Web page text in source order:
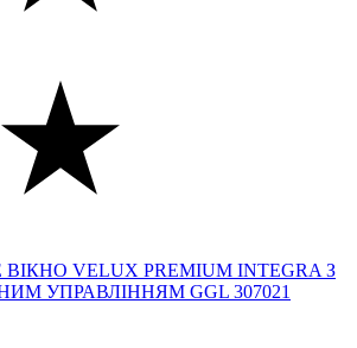
VELUX PREMIUM INTEGRA З
УПРАВЛІННЯМ GGL 307021